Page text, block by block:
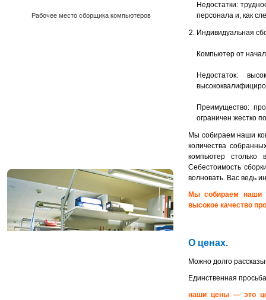
Рабочее место сборщика компьютеров
Недостатки:
персонала и, как
Индивидуальная
Компьютер от
Недостаток:
Преимущество:
ограничен жестко
Мы собираем наши
количества
компьютер столько
Себестоимость
волновать. Вас ведь
Мы собираем наши
высокое качество
О ценах.
Можно долго
Единственная
наши цены — это